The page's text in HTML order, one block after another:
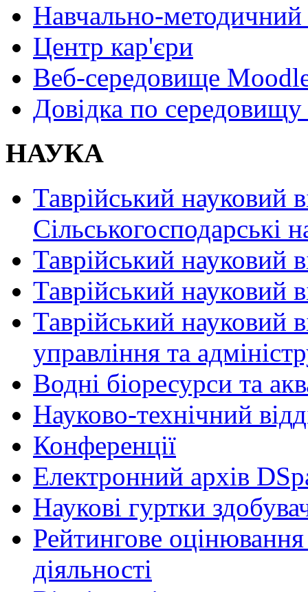
Навчально-методичний
Центр кар'єри
Веб-середовище
Довідка по
НАУКА
Таврійський науковий
Сільськогосподарські
Таврійський науковий
Таврійський науковий
Таврійський науковий
управління та
Водні біоресурси та
Науково-технічний
Конференції
Електронний архів
Наукові гуртки
Рейтингове оцінювання
діяльності